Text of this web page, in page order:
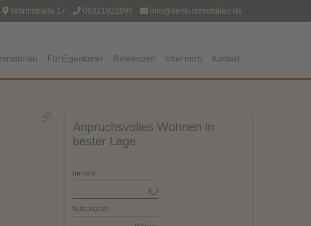
Wörthstraße 17 09321922696 info@denk-immobilien.de
Immobilien Für Eigentümer Referenzen Über mich Kontakt
Anpruchsvolles Wohnen in
bester Lage
ImmoNr
9_3
Nutzungsart